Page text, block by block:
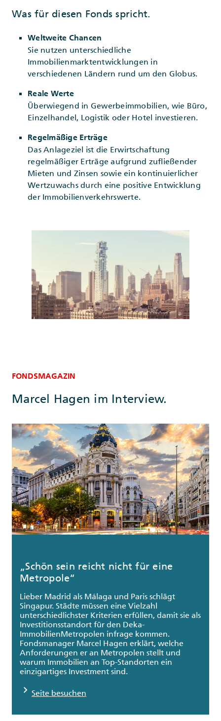
Was für diesen Fonds spricht.
Weltweite Chancen
Sie nutzen unterschiedliche
Immobilienmarktentwicklungen in
verschiedenen Ländern rund um den Globus.
Reale Werte
Überwiegend in Gewerbeimmobilien, wie Büro,
Einzelhandel, Logistik oder Hotel investieren.
Regelmäßige Erträge
Das Anlageziel ist die Erwirtschaftung
regelmäßiger Erträge aufgrund zufließender
Mieten und Zinsen sowie ein kontinuierlicher
Wertzuwachs durch eine positive Entwicklung
der Immobilienverkehrswerte.
FONDSMAGAZIN
Marcel Hagen im Interview.
„Schön sein reicht nicht für eine
Metropole“
Lieber Madrid als Málaga und Paris schlägt
Singapur. Städte müssen eine Vielzahl
unterschiedlichster Kriterien erfüllen, damit sie als
Investitionsstandort für den Deka-
ImmobilienMetropolen infrage kommen.
Fondsmanager Marcel Hagen erklärt, welche
Anforderungen er an Metropolen stellt und
warum Immobilien an Top-Standorten ein
einzigartiges Investment sind.
chevron_right Seite besuchen